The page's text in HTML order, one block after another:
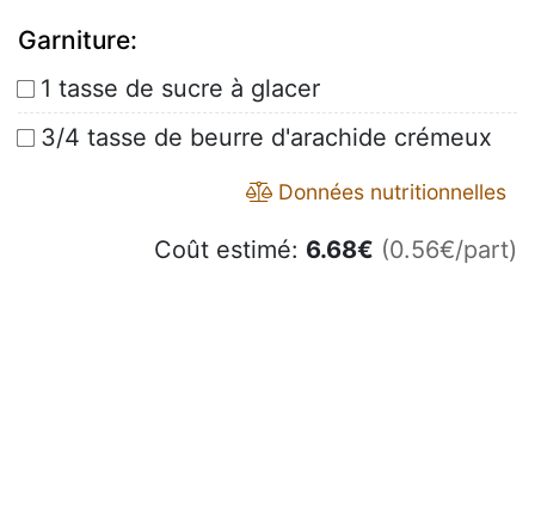
Garniture:
1 tasse de sucre à glacer
3/4 tasse de beurre d'arachide crémeux
Données nutritionnelles
Coût estimé: 6.68€ (0.56€/part)